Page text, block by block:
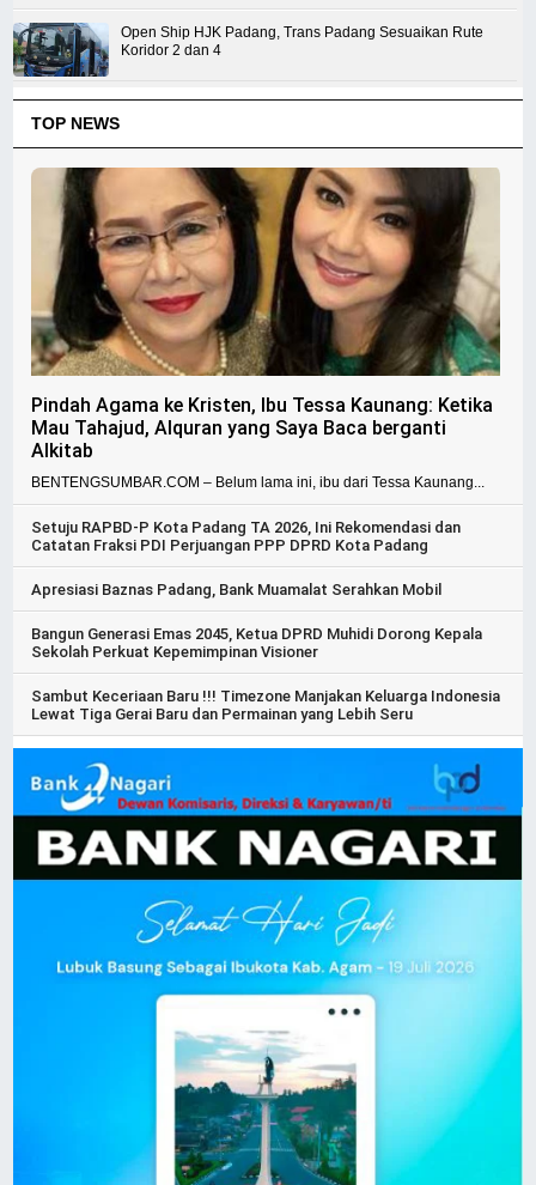
Open Ship HJK Padang, Trans Padang Sesuaikan Rute
Koridor 2 dan 4
TOP NEWS
Pindah Agama ke Kristen, Ibu Tessa Kaunang: Ketika
Mau Tahajud, Alquran yang Saya Baca berganti
Alkitab
BENTENGSUMBAR.COM – Belum lama ini, ibu dari Tessa Kaunang...
Setuju RAPBD-P Kota Padang TA 2026, Ini Rekomendasi dan
Catatan Fraksi PDI Perjuangan PPP DPRD Kota Padang
Apresiasi Baznas Padang, Bank Muamalat Serahkan Mobil
Bangun Generasi Emas 2045, Ketua DPRD Muhidi Dorong Kepala
Sekolah Perkuat Kepemimpinan Visioner
Sambut Keceriaan Baru !!! Timezone Manjakan Keluarga Indonesia
Lewat Tiga Gerai Baru dan Permainan yang Lebih Seru